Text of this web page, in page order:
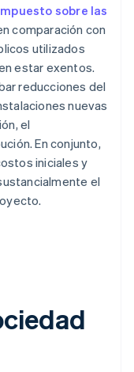
sobre las
comparación con
utilizados
estar exentos.
reducciones del
nuevas
el
En conjunto,
iniciales y
el